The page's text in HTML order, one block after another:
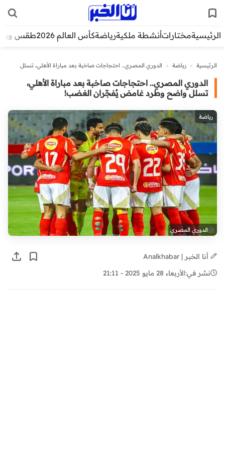
الرئيسيةمختاراتأنشطة ملكيةرياضةكأس العالم 2026 طقس
الرئيسية > رياضة >
الدوري المصري.. احتجاجات صاخبة بعد مباراة الأهلي، تسلل
الدوري المصري.. احتجاجات صاخبة بعد مباراة الأهلي،
تسلل واضح وطرد غامض يُفجّران الغضب!
رياضة
الدوري المصري
أنا الخبر | Analkhabar
نشر في:الأربعاء 28 مايو 2025 - 21:11